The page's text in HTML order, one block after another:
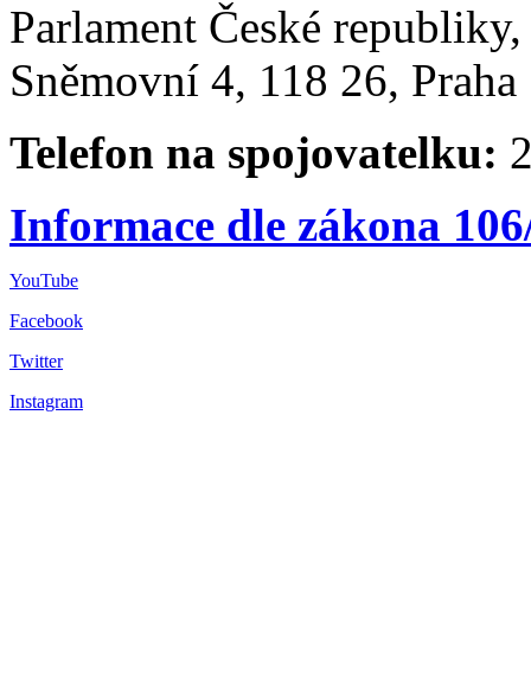
Parlament České
Sněmovní 4, 118 26,
Telefon na spojovatelku:
Informace dle zákona
YouTube
Facebook
Twitter
Instagram